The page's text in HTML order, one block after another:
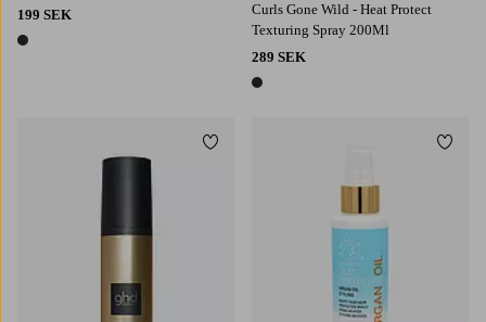
199 SEK
1 färg
Curls Gone Wild - Heat Protect
Texturing Spray 200Ml
289 SEK
1 färg
Lägg till i favoriter